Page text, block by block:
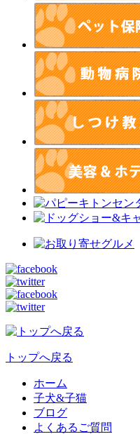
トップへ戻る
ホーム
子犬&子猫
ブログ
よくあるご質問